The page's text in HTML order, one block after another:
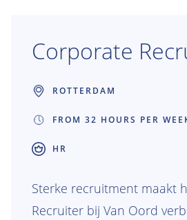
Corporate
ROTTERDAM
FROM 32 HOURS PER
HR
Sterke recruitment maakt
Recruiter bij Van Oord